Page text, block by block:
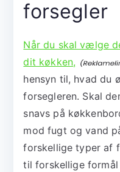
forsegler
Når du skal vælge
dit køkken,
hensyn til, hvad du
forsegleren. Skal
snavs på
mod fugt og vand
forskellige typer af
til forskellige